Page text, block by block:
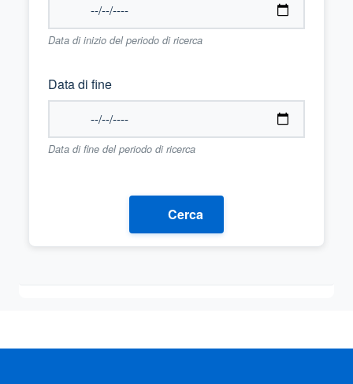
Data di inizio del periodo di ricerca
Data di fine
Data di fine del periodo di ricerca
Cerca